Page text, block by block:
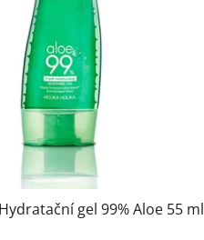
gel 99% Aloe 55 ml